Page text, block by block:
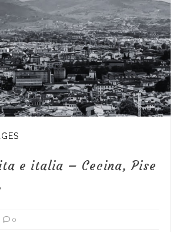
e italia – Cecina, Pise
0